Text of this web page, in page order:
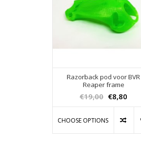
Razorback pod voor BVR
Reaper frame
€19,00 €8,80
CHOOSE OPTIONS